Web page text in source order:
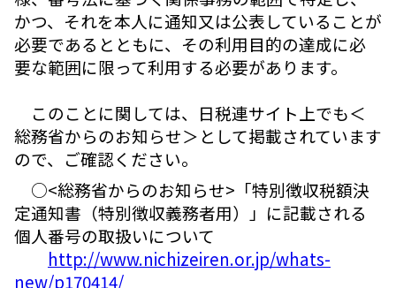
かつ、それを本人に通知又は公表していることが
必要であるとともに、その利用目的の達成に必
要な範囲に限って利用する必要があります。
このことに関しては、日税連サイト上でも＜
総務省からのお知らせ＞として掲載されています
ので、ご確認ください。
○<総務省からのお知らせ>「特別徴収税額決
定通知書（特別徴収義務者用）」に記載される
個人番号の取扱いについて
http://www.nichizeiren.or.jp/whats-
new/p170414/